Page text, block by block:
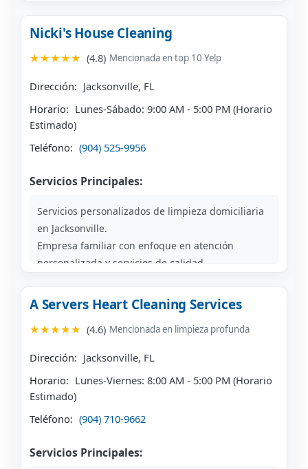
Nicki's House Cleaning
★★★★★ (4.8) Mencionada en top 10 Yelp
Dirección: Jacksonville, FL
Horario: Lunes-Sábado: 9:00 AM - 5:00 PM (Horario
Estimado)
Teléfono: (904) 525-9956
Servicios Principales:
Servicios personalizados de limpieza domiciliaria
en Jacksonville.
Empresa familiar con enfoque en atención
personalizada y servicios de calidad.
A Servers Heart Cleaning Services
★★★★★ (4.6) Mencionada en limpieza profunda
Dirección: Jacksonville, FL
Horario: Lunes-Viernes: 8:00 AM - 5:00 PM (Horario
Estimado)
Teléfono: (904) 710-9662
Servicios Principales: